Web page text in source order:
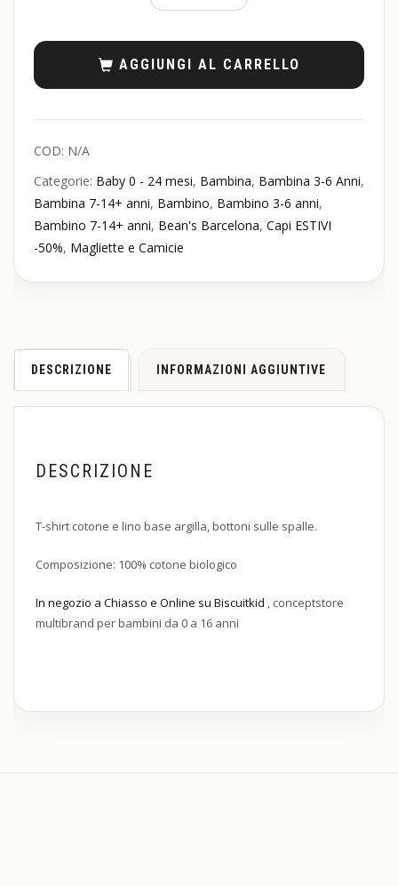
AGGIUNGI AL CARRELLO
COD: N/A
Categorie: Baby 0 - 24 mesi, Bambina, Bambina 3-6 Anni,
Bambina 7-14+ anni, Bambino, Bambino 3-6 anni,
Bambino 7-14+ anni, Bean's Barcelona, Capi ESTIVI
-50%, Magliette e Camicie
DESCRIZIONE INFORMAZIONI AGGIUNTIVE
DESCRIZIONE
T-shirt cotone e lino base argilla, bottoni sulle spalle.
Composizione: 100% cotone biologico
In negozio a Chiasso e Online su Biscuitkid , conceptstore
multibrand per bambini da 0 a 16 anni